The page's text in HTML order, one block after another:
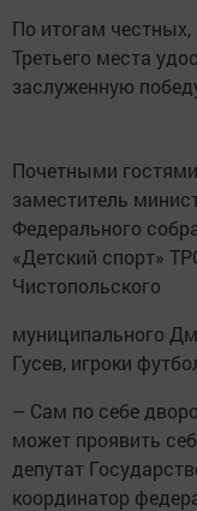
По итогам
Третьего места
заслуженную
Почетными
заместитель
Федерального
«Детский спорт»
Чистопольского
муниципального
Гусев, игроки
– Сам по себе
может проявить
депутат
координатор